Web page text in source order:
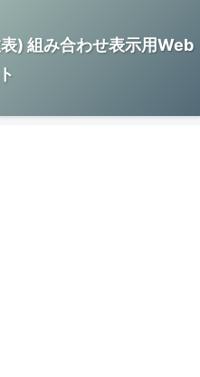
) 組み合わせ表示用Web